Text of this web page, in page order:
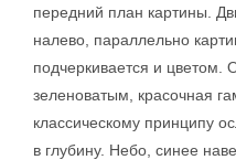
передний план картины.
налево, параллельно
подчеркивается и цветом.
зеленоватым, красочная
классическому принципу
в глубину. Небо, синее